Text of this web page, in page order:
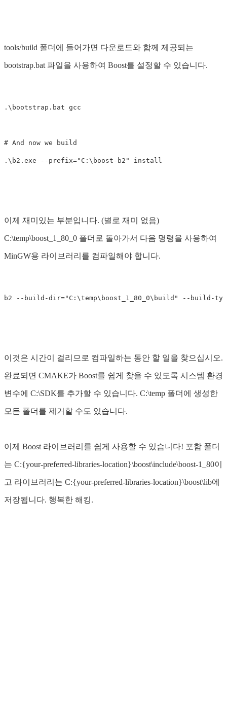
tools/build 폴더에 들어가면 다운로드와 함께 제공되는
bootstrap.bat 파일을 사용하여 Boost를 설정할 수 있습니다.
. \bootstrap.bat gcc
# And now we build
. \b2.exe --prefix="C:\boost-b2" install
이제 재미있는 부분입니다. (별로 재미 없음)
C:\temp\boost_1_80_0 폴더로 돌아가서 다음 명령을 사용하여
MinGW용 라이브러리를 컴파일해야 합니다.
b2 --build-dir="C:\temp\boost_1_80_0\build" --build-
이것은 시간이 걸리므로 컴파일하는 동안 할 일을 찾으십시오.
완료되면 CMAKE가 Boost를 쉽게 찾을 수 있도록 시스템 환경
변수에 C:\SDK를 추가할 수 있습니다. C:\temp 폴더에 생성한
모든 폴더를 제거할 수도 있습니다.
이제 Boost 라이브러리를 쉽게 사용할 수 있습니다! 포함 폴더
는 C:{your-preferred-libraries-location}\boost\include\boost-1_80이
고 라이브러리는 C:{your-preferred-libraries-location}\boost\lib에
저장됩니다. 행복한 해킹.